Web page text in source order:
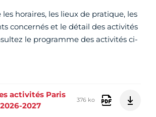
horaires, les lieux de pratique, les
concernés et le détail des activités
le programme des activités ci-
activités Paris
2027
376 ko